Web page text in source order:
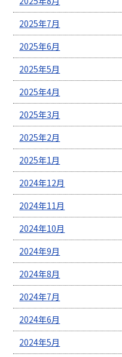
2025年7月
2025年6月
2025年5月
2025年4月
2025年3月
2025年2月
2025年1月
2024年12月
2024年11月
2024年10月
2024年9月
2024年8月
2024年7月
2024年6月
2024年5月